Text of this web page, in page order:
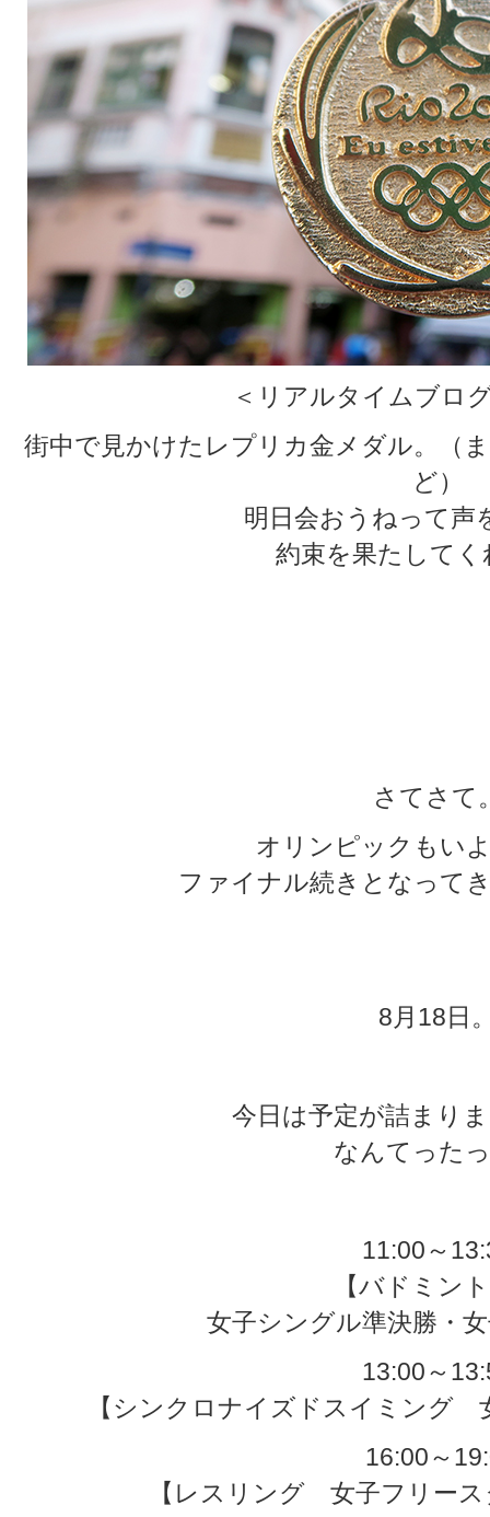
＜リアルタイムブロ
街中で見かけたレプリカ金メダル。（
ど）
明日会おうねって声
約束を果たしてく
さてさて
オリンピックもい
ファイナル続きとなって
8月18日
今日は予定が詰まり
なんてった
11:00～
【バドミン
女子シングル準決勝・
13:00～
【シンクロナイズドスイミング
16:00～
【レスリング 女子フリー